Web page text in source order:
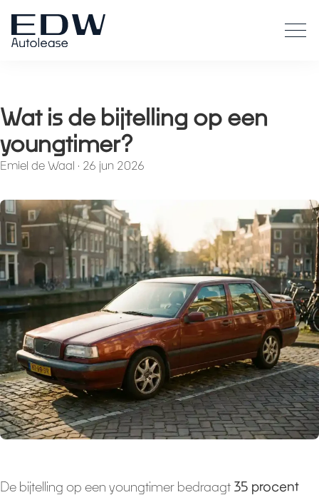
Wat is de bijtelling op een
youngtimer?
Emiel de Waal · 26 jun 2026
De bijtelling op een youngtimer bedraagt 35 procent